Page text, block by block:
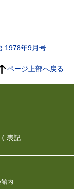
1978年9月号
ページ上部へ戻る
表記
内